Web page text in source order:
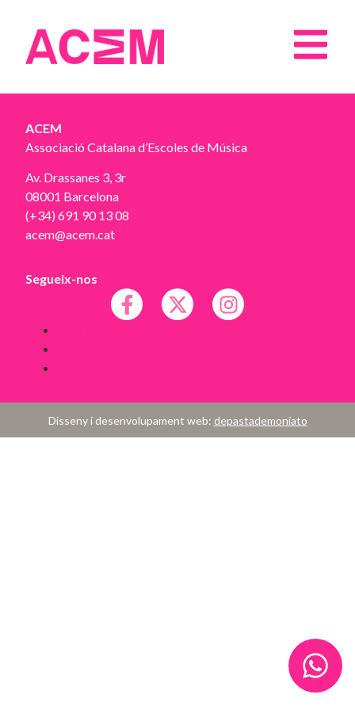
ACEM
Associació Catalana d’Escoles de Música
Av. Drassanes 3, 3r
08001 Barcelona
(+34) 691 90 13 08
acem@acem.cat
Segueix-nos
Disseny i desenvolupament web: depastademoniato